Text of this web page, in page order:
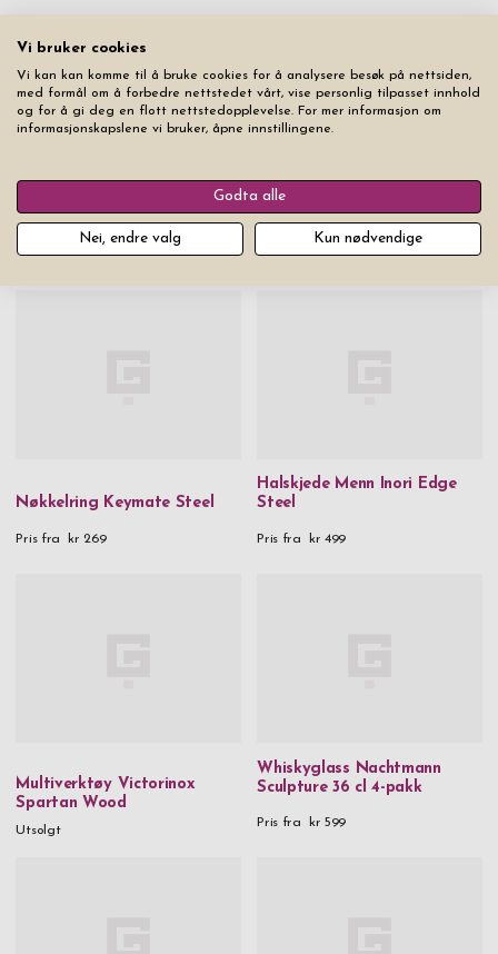
Kokkekniv Zwilling Gourmet
Nøkkelring Firkløver Troika
Girls Best Friend
Pris fra kr 299
Nøkkelring Keymate Steel
Pris fra kr 269
Halskjede Menn Inori Edge
Steel
Pris fra kr 499
Multiverktøy Victorinox
Spartan Wood
Utsolgt
Whiskyglass Nachtmann
Sculpture 36 cl 4-pakk
Pris fra kr 599
Vi bruker cookies
Vi kan kan komme til å bruke cookies for å analysere besøk på nettsiden,
med formål om å forbedre nettstedet vårt, vise personlig tilpasset innhold
og for å gi deg en flott nettstedopplevelse. For mer informasjon om
informasjonskapslene vi bruker, åpne innstillingene.
Godta alle
Nei, endre valg Kun nødvendige